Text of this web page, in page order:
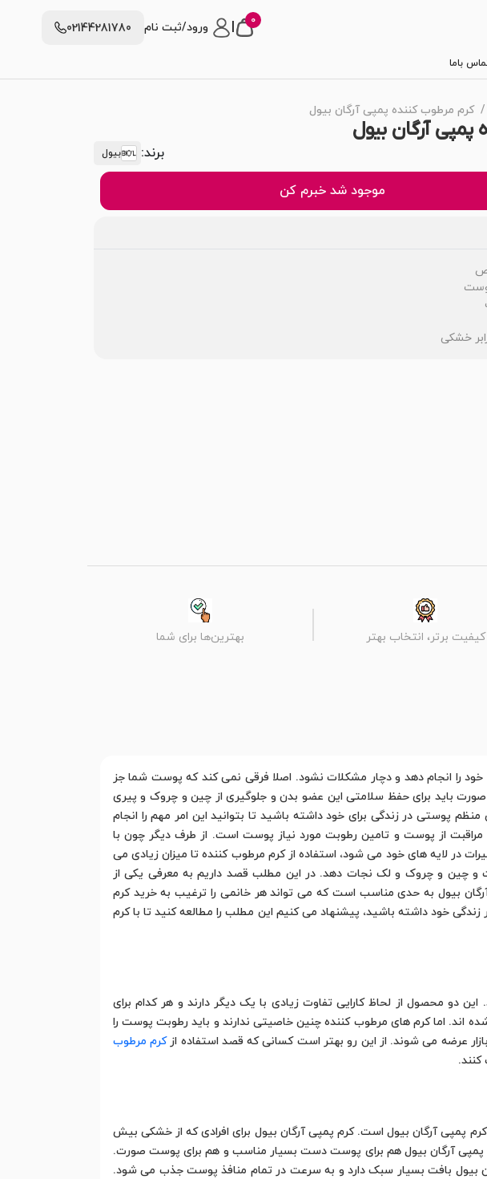
0 ورود/ثبت نام 02144281780
باما
کرم مرطوب کننده پمپی آرگان بیول
آرگان بیول
برند: بیول
موجود شد خبرم کن
خشکی
کیفیت برتر، انتخاب بهتر بهترین‌ها برای شما
را انجام دهد و دچار مشکلات نشود. اصلا فرقی نمی کند که پوست شما جز
باید برای حفظ سلامتی این عضو بدن و جلوگیری از چین و چروک و پیری
پوستی در زندگی برای خود داشته باشید تا بتوانید این امر مهم را انجام
مراقبت از پوست و تامین رطوبت مورد نیاز پوست است. از طرف دیگر چون با
در لایه های خود می شود، استفاده از کرم مرطوب کننده تا میزان زیادی می
و چین و چروک و لک نجات دهد. در این مطلب قصد داریم به معرفی یکی از
بیول به حدی مناسب است که می تواند هر خانمی را ترغیب به خرید کرم
خود داشته باشید، پیشنهاد می کنیم این مطلب را مطالعه کنید تا با کرم
محصول از لحاظ کارایی تفاوت زیادی با یک دیگر دارند و هر کدام برای
اند. اما کرم های مرطوب کننده چنین خاصیتی ندارند و باید رطوبت پوست را
عرضه می شوند. از این رو بهتر است کسانی که قصد استفاده ازکرم مرطوب
کنند.
پمپی آرگان بیول است. کرم پمپی آرگان بیول برای افرادی که از خشکی بیش
پمپی آرگان بیول هم برای پوست دست بسیار مناسب و هم برای پوست صورت.
بیول بافت بسیار سبک دارد و به سرعت در تمام منافذ پوست جذب می شود.